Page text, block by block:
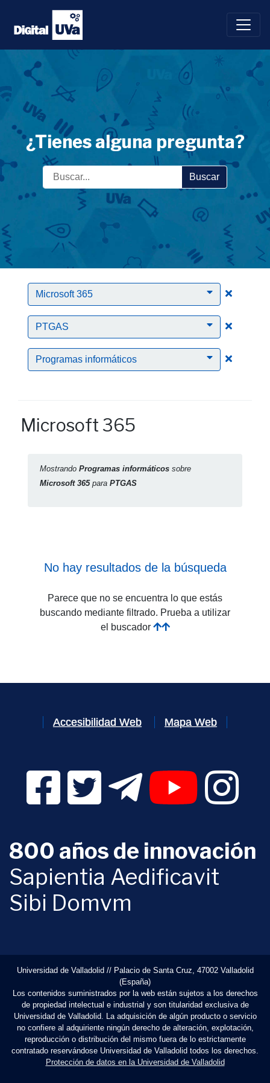
Saltar
contenido
¿Tienes alguna pregunta?
Buscar
Microsoft 365 Clic
PTGAS Clic
Programas informáticos Clic
Microsoft 365
Mostrando Programas informáticos sobre
Microsoft 365para PTGAS
No hay resultados de la búsqueda
Parece que no se encuentra lo que estás
buscando mediante filtrado. Prueba a utilizar
el buscador
Accesibilidad Web Mapa Web
Facebook Digital UVa (se abrirá en una nueva
Twitter Digital UVa (se abrirá en una
Telegram Digital UVa (se
YouTube Digital
800 años de innovación
Sapientia Aedificavit
Sibi Domvm
Universidad de Valladolid // Palacio de Santa Cruz, 47002 Valladolid
(España)
Los contenidos suministrados por la web están sujetos a los derechos
de propiedad intelectual e industrial y son titularidad exclusiva de
Universidad de Valladolid. La adquisición de algún producto o servicio
no confiere al adquiriente ningún derecho de alteración, explotación,
reproducción o distribución del mismo fuera de lo estrictamente
contratado reservándose Universidad de Valladolid todos los derechos.
Protección de datos en la Universidad de Valladolid